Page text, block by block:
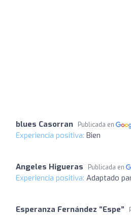
blues Casorran Publicada en
Experiencia positiva: Bien
Angeles Higueras Publicada en
Experiencia positiva: Adaptado
Esperanza Fernández “Espe”